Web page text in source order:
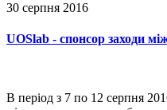
30 серпня 2016
UOSlab - cпонсор заходи
В період з 7 по 12 серпня